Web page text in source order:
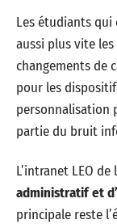
Les étudiants
aussi plus vite
changements de
pour les
personnalisation
partie du bruit
L’intranet LEO
administratif et
principale reste